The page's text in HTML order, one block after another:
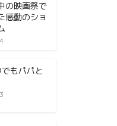
の映画祭で
感動のショ
もパパと